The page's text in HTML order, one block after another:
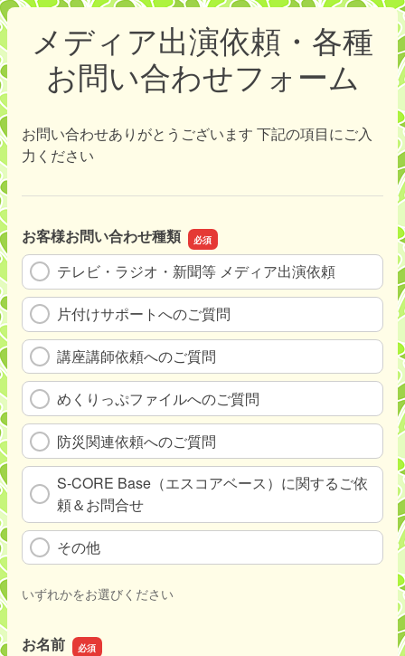
メディア出演依頼・各種
お問い合わせフォーム
お問い合わせありがとうございます 下記の項目にご入
力ください
お客様お問い合わせ種類
テレビ・ラジオ・新聞等 メディア出演依頼
片付けサポートへのご質問
講座講師依頼へのご質問
めくりっぷファイルへのご質問
防災関連依頼へのご質問
S-CORE Base（エスコアベース）に関するご依
頼＆お問合せ
その他
いずれかをお選びください
お名前